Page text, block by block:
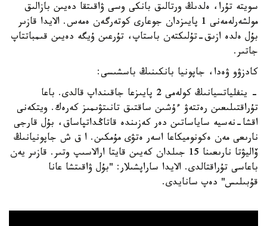
سويتە تۇرا، ەلدىڭ ورتالىق بانكى وسى ۋاقىتقا دەيىن بازالىق
مولشەرلەمەنى 1 پايىزدان جوعارى كوتەرگەن ەمەس. الايدا قازىر
بۇل ەلدە ازىق-تۇلىكتەن باستاپ، تۇرعىن ۇيگە دەيىن قىمباتتاپ
جاتىر.
كادزۋو ۋەدا، جاپونيا بانكىنىڭ باسشىسى:
- ينفلياتسيانىڭ كولەمى 2 پايىزعا جاقىنداپ قالدى. باعا
تۇراقتىلىعىن رەتتەۋ ءۇشىن ساقتىق تانىتۋىمىز كەرەك. ويتكەنى
اقشا-نەسيە ساياساتىن دەر كەزىندە قاتاڭداتپاساق، بۇل قارجى
نارىعى مەن ەكونوميكاعا اسەر ەتۋى مۇمكىن. ا ق ش جاپونيانىڭ
ۆاليۋتا نارىعىنا 15 جىلدان كەيىن قايتا ارالاسىپ وتىر. قازىر يەن
باعاسى تۇراقتالدى. الايدا ساراپشىلار: "بۇل ۋاقىتشا عانا
قۇبىلىس" دەپ سانايدى.